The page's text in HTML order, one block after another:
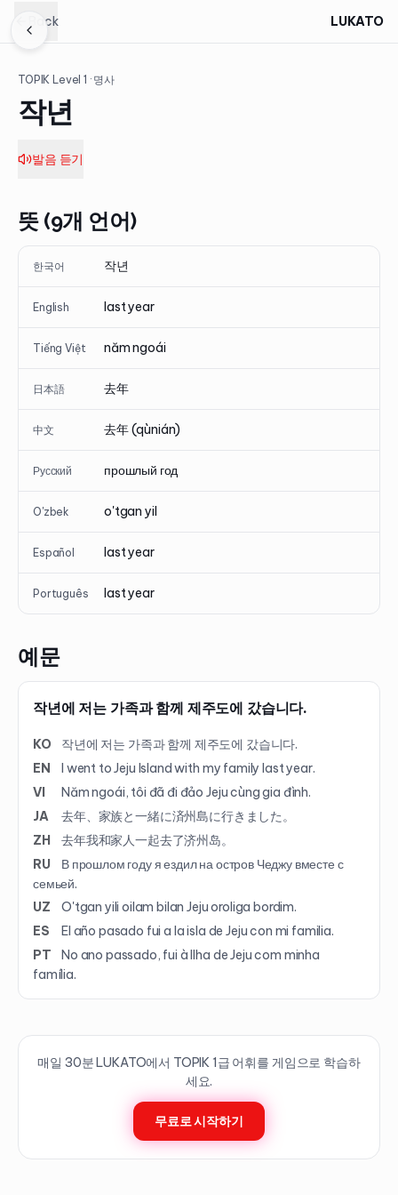
Back LUKATO
TOPIK Level1 · 명사
작년
발음 듣기
뜻 (9개 언어)
한국어 작년
English last year
Tiếng Việt năm ngoái
日本語 去年
中文 去年 (qùnián)
Русский прошлый год
O'zbek o'tgan yil
Español last year
Português last year
예문
작년에 저는 가족과 함께 제주도에 갔습니다.
KO
작년에 저는 가족과 함께 제주도에 갔습니다.
EN
I went to Jeju Island with my family last year.
VI
Năm ngoái, tôi đã đi đảo Jeju cùng gia đình.
JA
去年、家族と一緒に済州島に行きました。
ZH
去年我和家人一起去了济州岛。
RU
В прошлом году я ездил на остров Чеджу вместе с
семьей.
UZ
O'tgan yili oilam bilan Jeju oroliga bordim.
ES
El año pasado fui a la isla de Jeju con mi familia.
PT
No ano passado, fui à Ilha de Jeju com minha
família.
매일 30분 LUKATO에서 TOPIK 1급 어휘를 게임으로 학습하
세요.
무료로 시작하기